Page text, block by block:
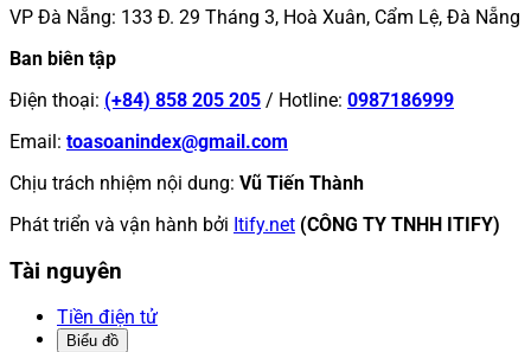
VP Đà Nẵng: 133 Đ. 29 Tháng 3, Hoà Xuân, Cẩm Lệ, Đà Nẵng
Ban biên tập
Điện thoại: (+84) 858 205 205 / Hotline: 0987186999
Email: toasoanindex@gmail.com
Chịu trách nhiệm nội dung: Vũ Tiến Thành
Phát triển và vận hành bởi Itify.net (CÔNG TY TNHH ITIFY)
Tài nguyên
Tiền điện tử
Biểu đồ